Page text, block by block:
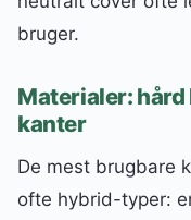
bruger.
Materialer:
kanter
De mest brugbare
ofte hybrid-typer: